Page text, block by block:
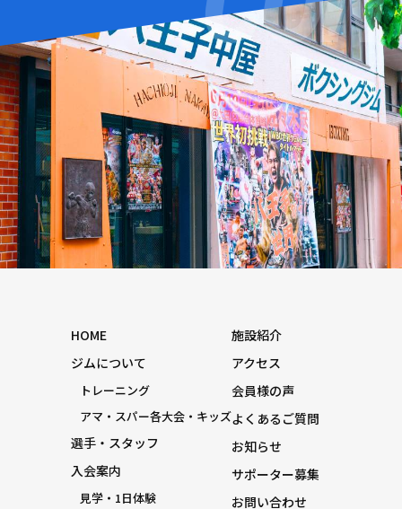
HOME
ジムについて
トレーニング
アマ・スパー各大会・キッズ
選手・スタッフ
入会案内
見学・1日体験
施設紹介
アクセス
会員様の声
よくあるご質問
お知らせ
サポーター募集
お問い合わせ